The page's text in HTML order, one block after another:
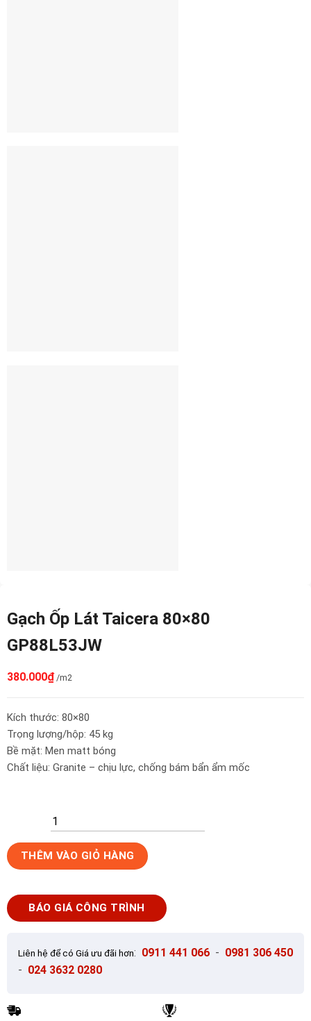
Gạch Ốp Lát Taicera 80×80
GP88L53JW
380.000₫ /m2
Kích thước: 80×80
Trọng lượng/hộp: 45 kg
Bề mặt: Men matt bóng
Chất liệu: Granite – chịu lực, chống bám bẩn ẩm mốc
Gạch
Ốp
Taicera
80x80
THÊM VÀO GIỎ HÀNG
BÁO GIÁ CÔNG TRÌNH
Liên hệ để có Giá ưu đãi hơn: 0911 441 066 - 0981 306 450
- 024 3632 0280